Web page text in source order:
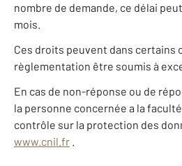
nombre de demande, ce délai
mois.
Ces droits peuvent dans certains
règlementation être soumis à
En cas de non-réponse ou de
la personne concernée a la
contrôle sur la protection des
www.cnil.fr .